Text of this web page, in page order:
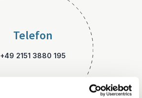
Telefon
+49 2151 3880 195